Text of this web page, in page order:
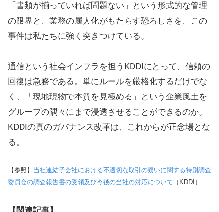
「書類が揃っていれば問題ない」という形式的な管理
の限界と、業務の属人化がもたらす恐ろしさを、この
事件は私たちに強く突きつけている。
通信という社会インフラを担うKDDIにとって、信頼の
回復は急務である。単にルールを厳格化するだけでな
く、「現地現物で本質を見極める」という企業風土を
グループの隅々にまで浸透させることができるのか。
KDDIの真のガバナンス改革は、これからが正念場とな
る。
【参照】 当社連結子会社における不適切な取引の疑いに関する特別調査
委員会の調査報告書の受領及び今後の当社の対応について （KDDI）